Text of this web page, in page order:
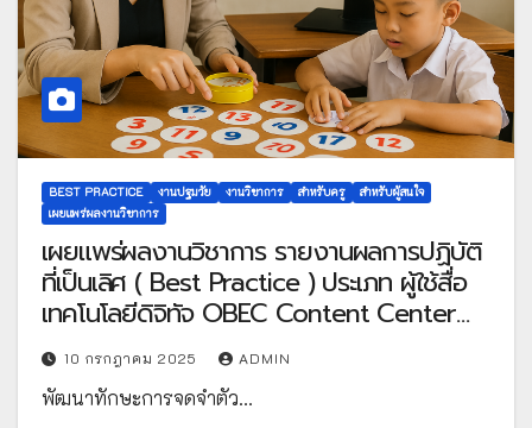
BEST PRACTICE งานปฐมวัย งานวิชาการ สำหรับครู
สำหรับผู้สนใจ
เผยแพร่ผลงานวิชาการ
เผยแพร่ผลงานวิชาการ รายงานผลการปฏิบัติ
ที่เป็นเลิศ ( Best Practice ) ประเภท ผู้ใช้สื่อ
เทคโนโลยีดิจิทัจ OBEC Content Center
การพัฒนาทักษะทางคณิตศาสตร์ด้านการ
จดจำตัวเลข 1 – 20 ของนักเรียน โดยใช้
Spot it ตัวเลขน่ารู้ โดยใช้สื่อในระบบคลังสื่อ
10 กรกฎาคม 2025 ADMIN
พัฒนาทักษะการจดจำตัว…